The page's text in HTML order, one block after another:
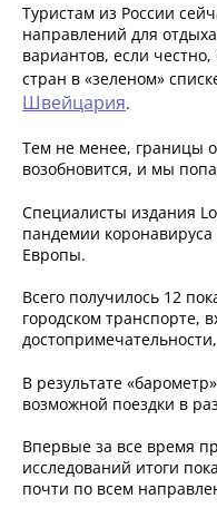
Туристам из России
направлений для
вариантов, если
стран в «зеленом»
Швейцария.
Тем не менее, границы
возобновится, и мы
Специалисты издания
пандемии
Европы.
Всего получилось 12
городском транспорте,
В результате
возможной поездки в
Впервые за все время
исследований итоги
почти по всем